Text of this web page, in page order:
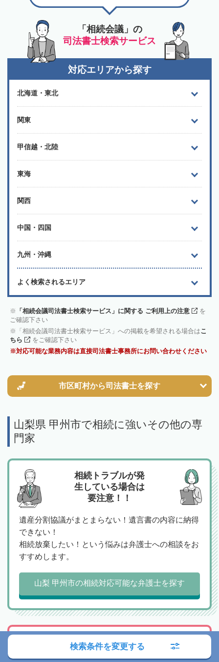
「相続会議」の
司法書士検索サービス
対応エリアから探す
北海道・東北
関東
甲信越・北陸
東海
関西
中国・四国
九州・沖縄
よく検索されるエリア
「相続会議司法書士検索サービス」に関する ご利用上の注意
を
ご確認下さい
「相続会議司法書士検索サービス」への掲載を希望される場合はこ
ちら
をご確認下さい
対応可能な業務内容は直接司法書士事務所にお問い合わせください
市区町村から司法書士を探す
山梨県 甲州市で相続に強いその他の専
門家
相続トラブルが発
生している場合は
要注意！！
遺産分割協議がまとまらない！遺言書の内容に納得
できない！
相続放棄したい！という悩みは弁護士への相談をお
すすめします。
山梨 甲州市の相続対応可能な弁護士を探す
相続税の申告や、
生前の相続税対策
検索条件を変更する